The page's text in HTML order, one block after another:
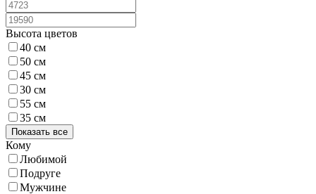
Высота цветов
40 см
50 см
45 см
30 см
55 см
35 см
Показать все
Кому
Любимой
Подруге
Мужчине